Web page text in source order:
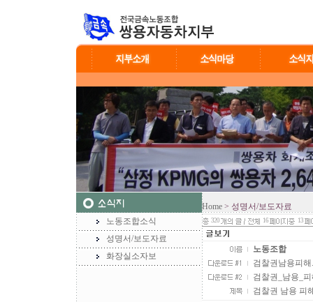
노동조합소식
성명서/보도자료
화장실소자보
Home > 성명서/보도자료
320 16 13
노동조합
검찰권남용피해
검찰권_남용_
검찰권 남용 피